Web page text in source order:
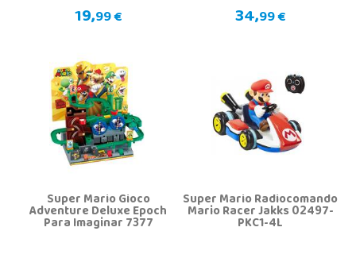
19,99 € 34,99 €
Super Mario Gioco
Adventure Deluxe Epoch
Para Imaginar 7377
Super Mario Radiocomando
Mario Racer Jakks 02497-
PKC1-4L